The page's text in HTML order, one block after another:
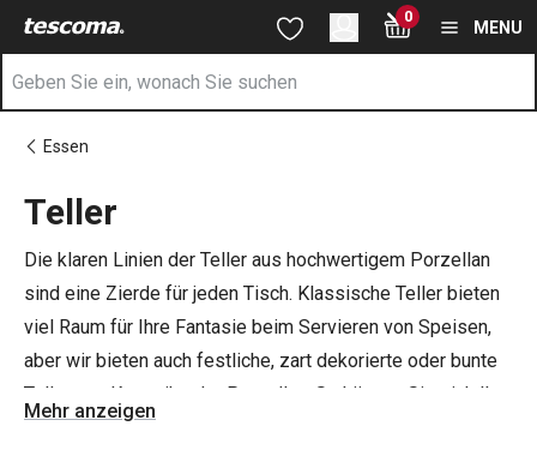
Zum Hauptinhalt springen
Zur Suche springen
Zur Navigation springen 0
MENU
Essen
Teller
Die klaren Linien der Teller aus hochwertigem Porzellan
sind eine Zierde für jeden Tisch. Klassische Teller bieten
viel Raum für Ihre Fantasie beim Servieren von Speisen,
aber wir bieten auch festliche, zart dekorierte oder bunte
Teller aus Keramik oder Porzellan. So können Sie sich Ihr
eigenes Set aus flachen, tiefen und Desserttellern
Mehr anzeigen